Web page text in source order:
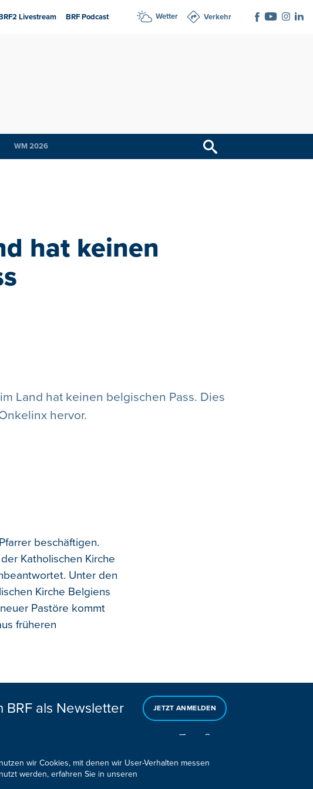
Livestream BRF Podcast Wetter Verkehr
WM 2026
hat keinen
Land hat keinen belgischen Pass. Dies
hervor.
beschäftigen.
Katholischen Kirche
Unter den
Kirche Belgiens
Pastöre kommt
früheren
BRF als Newsletter JETZT ANMELDEN
wir Cookies, mit denen wir User-Verhalten messen
werden, erfahren Sie in unseren